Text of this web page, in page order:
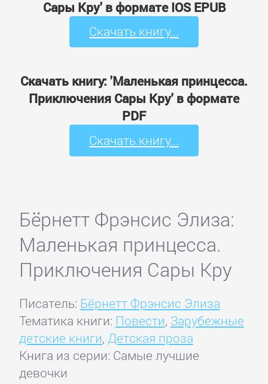
Сары Кру' в формате IOS EPUB
Скачать книгу...
Скачать книгу: 'Маленькая принцесса.
Приключения Сары Кру' в формате
PDF
Скачать книгу...
Бёрнетт Фрэнсис Элиза:
Маленькая принцесса.
Приключения Сары Кру
Писатель: Бёрнетт Фрэнсис Элиза
Тематика книги: Повести, Зарубежные
детские книги, Детская проза
Книга из серии: Самые лучшие
девочки